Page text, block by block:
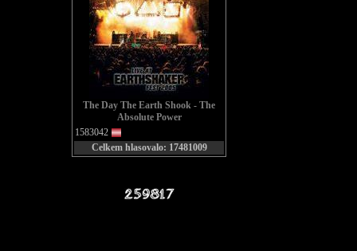
The Day The Earth Shook - The
Absolute Power
1583042
Celkem hlasovalo: 17481009